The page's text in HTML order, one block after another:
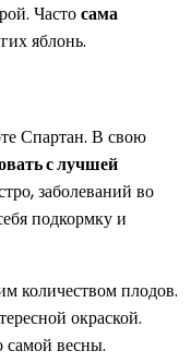
Частосама
яблонь.
Спартан. В свою
с лучшей
заболеваний во
подкормку и
количеством плодов.
окраской.
самой весны.